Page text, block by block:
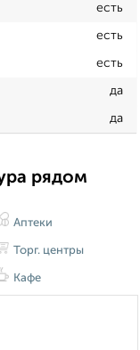
есть
есть
есть
да
да
рядом
Аптеки
Торг. центры
Кафе